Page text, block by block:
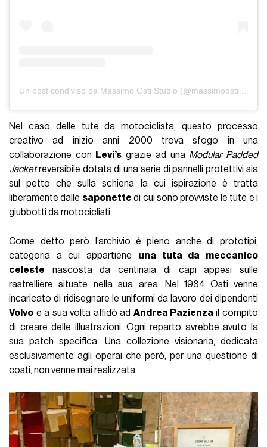
Un post condiviso da Massimo Osti Studio (@massimoostistudio)
Nel caso delle tute da motociclista, questo processo
creativo ad inizio anni 2000 trova sfogo in una
collaborazione con
Levi’s grazie ad una Modular Padded
Jacketreversibile dotata di una serie di pannelli protettivi sia
sul petto che sulla schiena la cui ispirazione è tratta
liberamente dalle saponette di cui sono provviste le tute e i
giubbotti da motociclisti.
Come detto però l’archivio è pieno anche di prototipi,
categoria a cui appartiene una tuta da meccanico
celeste nascosta da centinaia di capi appesi sulle
rastrelliere situate nella sua area. Nel 1984 Osti venne
incaricato di ridisegnare le uniformi da lavoro dei dipendenti
Volvo e a sua volta affidò ad Andrea Pazienza il compito
di creare delle illustrazioni. Ogni reparto avrebbe avuto la
sua patch specifica. Una collezione visionaria, dedicata
esclusivamente agli operai che però, per una questione di
costi, non venne mai realizzata.